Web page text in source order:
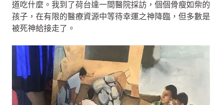
道吃什麼。我到了荷台達一間醫院採訪，個個骨瘦如柴的
孩子，在有限的醫療資源中等待幸運之神降臨，但多數是
被死神給接走了。